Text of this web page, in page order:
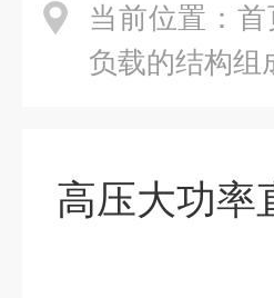
当前位置： 首
负载的结构组
高压大功率